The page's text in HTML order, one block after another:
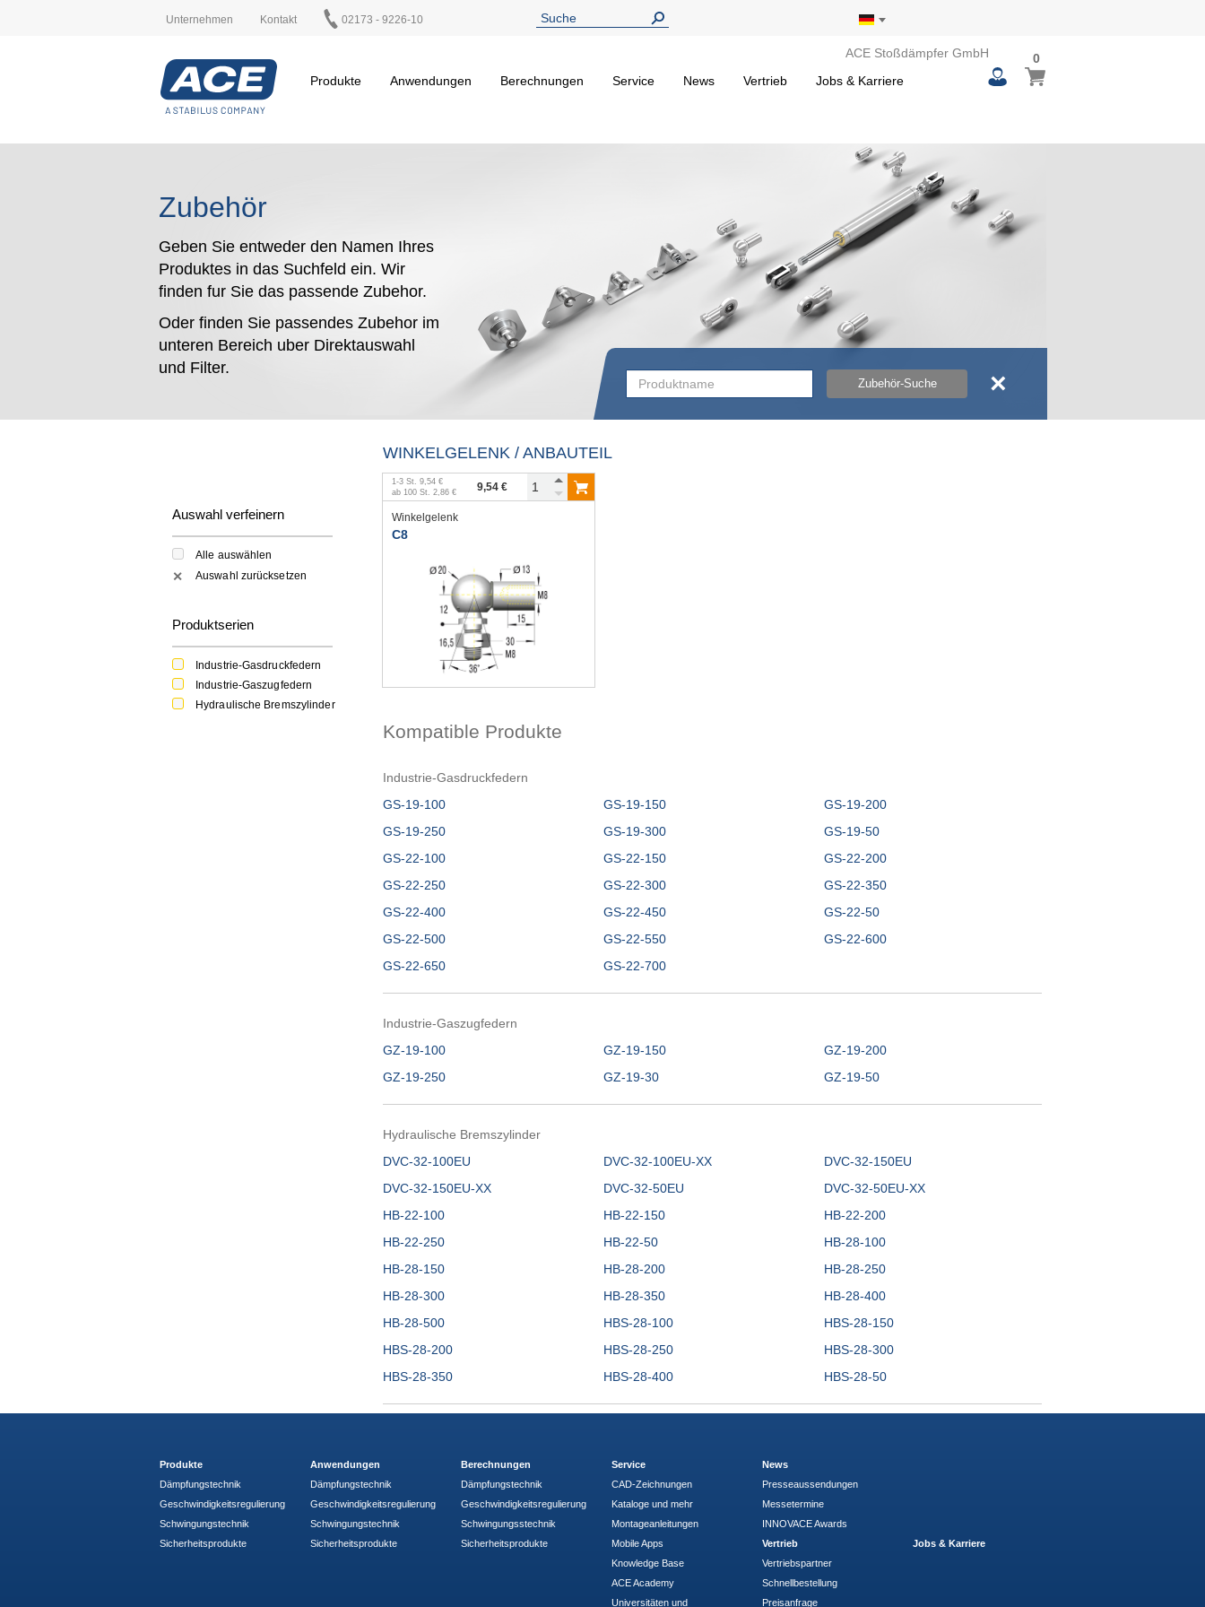
Unternehmen Kontakt 02173 - 9226-10
ACE Stoßdämpfer GmbH
Produkte
Anwendungen Berechnungen Service News Vertrieb Jobs & Karriere
Mein Warenkorb
00
items
Zubehör
Geben Sie entweder den Namen Ihres
Produktes in das Suchfeld ein. Wir
finden fur Sie das passende Zubehor.
Oder finden Sie passendes Zubehor im
unteren Bereich uber Direktauswahl
und Filter.
Zubehör-Suche ×
Auswahl verfeinern
Alle auswählen
✕ Auswahl zurücksetzen
Produktserien
Industrie-Gasdruckfedern
Industrie-Gaszugfedern
Hydraulische Bremszylinder
WINKELGELENK / ANBAUTEIL
1-3 St. 9,54 €
ab 100 St. 2,86 € 9,54 €
Winkelgelenk
C8
Kompatible Produkte
Industrie-Gasdruckfedern
GS-19-100
GS-19-150
GS-19-200
GS-19-250
GS-19-300
GS-19-50
GS-22-100
GS-22-150
GS-22-200
GS-22-250
GS-22-300
GS-22-350
GS-22-400
GS-22-450
GS-22-50
GS-22-500
GS-22-550
GS-22-600
GS-22-650
GS-22-700
Industrie-Gaszugfedern
GZ-19-100
GZ-19-150
GZ-19-200
GZ-19-250
GZ-19-30 GZ-19-50
Hydraulische Bremszylinder
DVC-32-100EU
DVC-32-100EU-XX
DVC-32-150EU
DVC-32-150EU-XX
DVC-32-50EU
DVC-32-50EU-XX
HB-22-100
HB-22-150
HB-22-200
HB-22-250
HB-22-50
HB-28-100
HB-28-150
HB-28-200
HB-28-250
HB-28-300
HB-28-350
HB-28-400
HB-28-500
HBS-28-100
HBS-28-150
HBS-28-200
HBS-28-250
HBS-28-300
HBS-28-350
HBS-28-400 HBS-28-50
Produkte
Dämpfungstechnik
Geschwindigkeitsregulierung
Schwingungstechnik
Sicherheitsprodukte
Anwendungen
Dämpfungstechnik
Geschwindigkeitsregulierung
Schwingungstechnik
Sicherheitsprodukte
Berechnungen
Dämpfungstechnik
Geschwindigkeitsregulierung
Schwingungsstechnik
Sicherheitsprodukte
Service
CAD-Zeichnungen
Kataloge und mehr
Montageanleitungen
Mobile Apps
Knowledge Base
ACE Academy
Universitäten und
News
Presseaussendungen
Messetermine
INNOVACE Awards
Vertrieb
Vertriebspartner
Schnellbestellung
Preisanfrage
Jobs & Karriere